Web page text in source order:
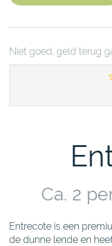
Niet goed, geld terug
Ca. 2
Entrecote is een
de dunne lende en